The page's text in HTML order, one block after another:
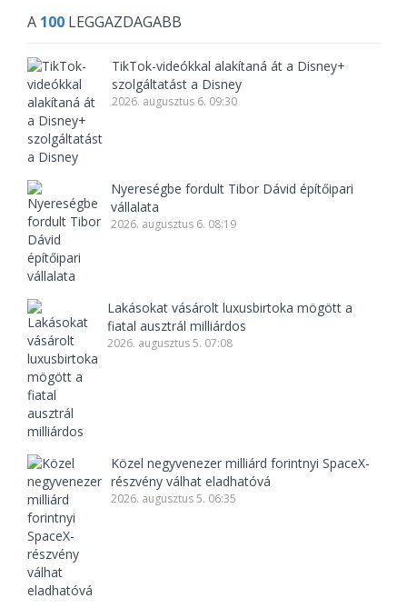
A 100 LEGGAZDAGABB
TikTok-videókkal alakítaná át a Disney+
szolgáltatást a Disney
2026. augusztus 6. 09:30
Nyereségbe fordult Tibor Dávid építőipari
vállalata
2026. augusztus 6. 08:19
Lakásokat vásárolt luxusbirtoka mögött a
fiatal ausztrál milliárdos
2026. augusztus 5. 07:08
Közel negyvenezer milliárd forintnyi SpaceX-
részvény válhat eladhatóvá
2026. augusztus 5. 06:35